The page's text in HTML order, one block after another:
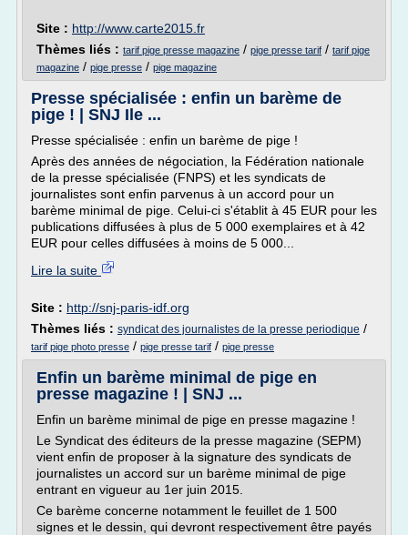
Site : http://www.carte2015.fr
Thèmes liés : tarif pige presse magazine / pige presse tarif / tarif pige
magazine / pige presse / pige magazine
Presse spécialisée : enfin un barème de
pige ! | SNJ Ile ...
Presse spécialisée : enfin un barème de pige !
Après des années de négociation, la Fédération nationale
de la presse spécialisée (FNPS) et les syndicats de
journalistes sont enfin parvenus à un accord pour un
barème minimal de pige. Celui-ci s'établit à 45 EUR pour les
publications diffusées à plus de 5 000 exemplaires et à 42
EUR pour celles diffusées à moins de 5 000...
Lire la suite
Site : http://snj-paris-idf.org
Thèmes liés : syndicat des journalistes de la presse periodique /
tarif pige photo presse / pige presse tarif / pige presse
Enfin un barème minimal de pige en
presse magazine ! | SNJ ...
Enfin un barème minimal de pige en presse magazine !
Le Syndicat des éditeurs de la presse magazine (SEPM)
vient enfin de proposer à la signature des syndicats de
journalistes un accord sur un barème minimal de pige
entrant en vigueur au 1er juin 2015.
Ce barème concerne notamment le feuillet de 1 500
signes et le dessin, qui devront respectivement être payés